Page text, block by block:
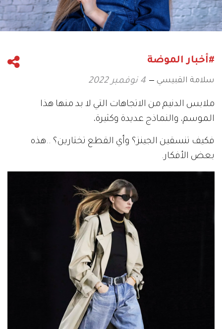
#أخبار الموضة
سلامة القبيسي 4 نوفمبر 2022
‬الموسم،‭ ‬والنماذج‭ ‬عديدة‭ ‬وكثيرة،‭ ‬
‬بعض‭ ‬الأفكار‭.‬